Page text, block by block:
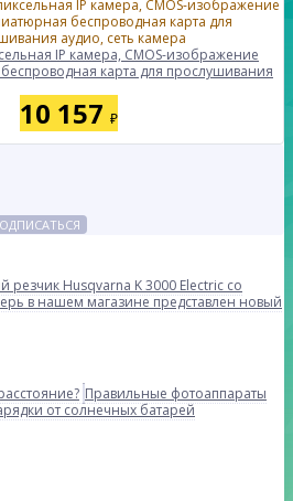
IP камера, CMOS-изображение
карта для прослушивания
10 157 ₽
резчик Husqvarna K 3000 Electric со
в нашем магазине представлен новый
Правильные фотоаппараты
от солнечных батарей